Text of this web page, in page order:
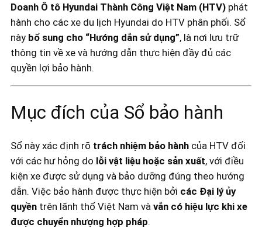
Doanh Ô tô Hyundai Thành Công Việt Nam (HTV) phát
hành cho các xe du lịch Hyundai do HTV phân phối. Sổ
này bổ sung cho “Hướng dẫn sử dụng”, là nơi lưu trữ
thông tin về xe và hướng dẫn thực hiện đầy đủ các
quyền lợi bảo hành.
Mục đích của Sổ bảo hành
Sổ này xác định rõ trách nhiệm bảo hành của HTV đối
với các hư hỏng do lỗi vật liệu hoặc sản xuất, với điều
kiện xe được sử dụng và bảo dưỡng đúng theo hướng
dẫn. Việc bảo hành được thực hiện bởi các Đại lý ủy
quyền trên lãnh thổ Việt Nam và vẫn có hiệu lực khi xe
được chuyển nhượng hợp pháp.